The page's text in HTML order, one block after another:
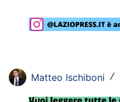
Primavera
Lazio Women
Rassegna Lazio
Matteo Ischiboni /